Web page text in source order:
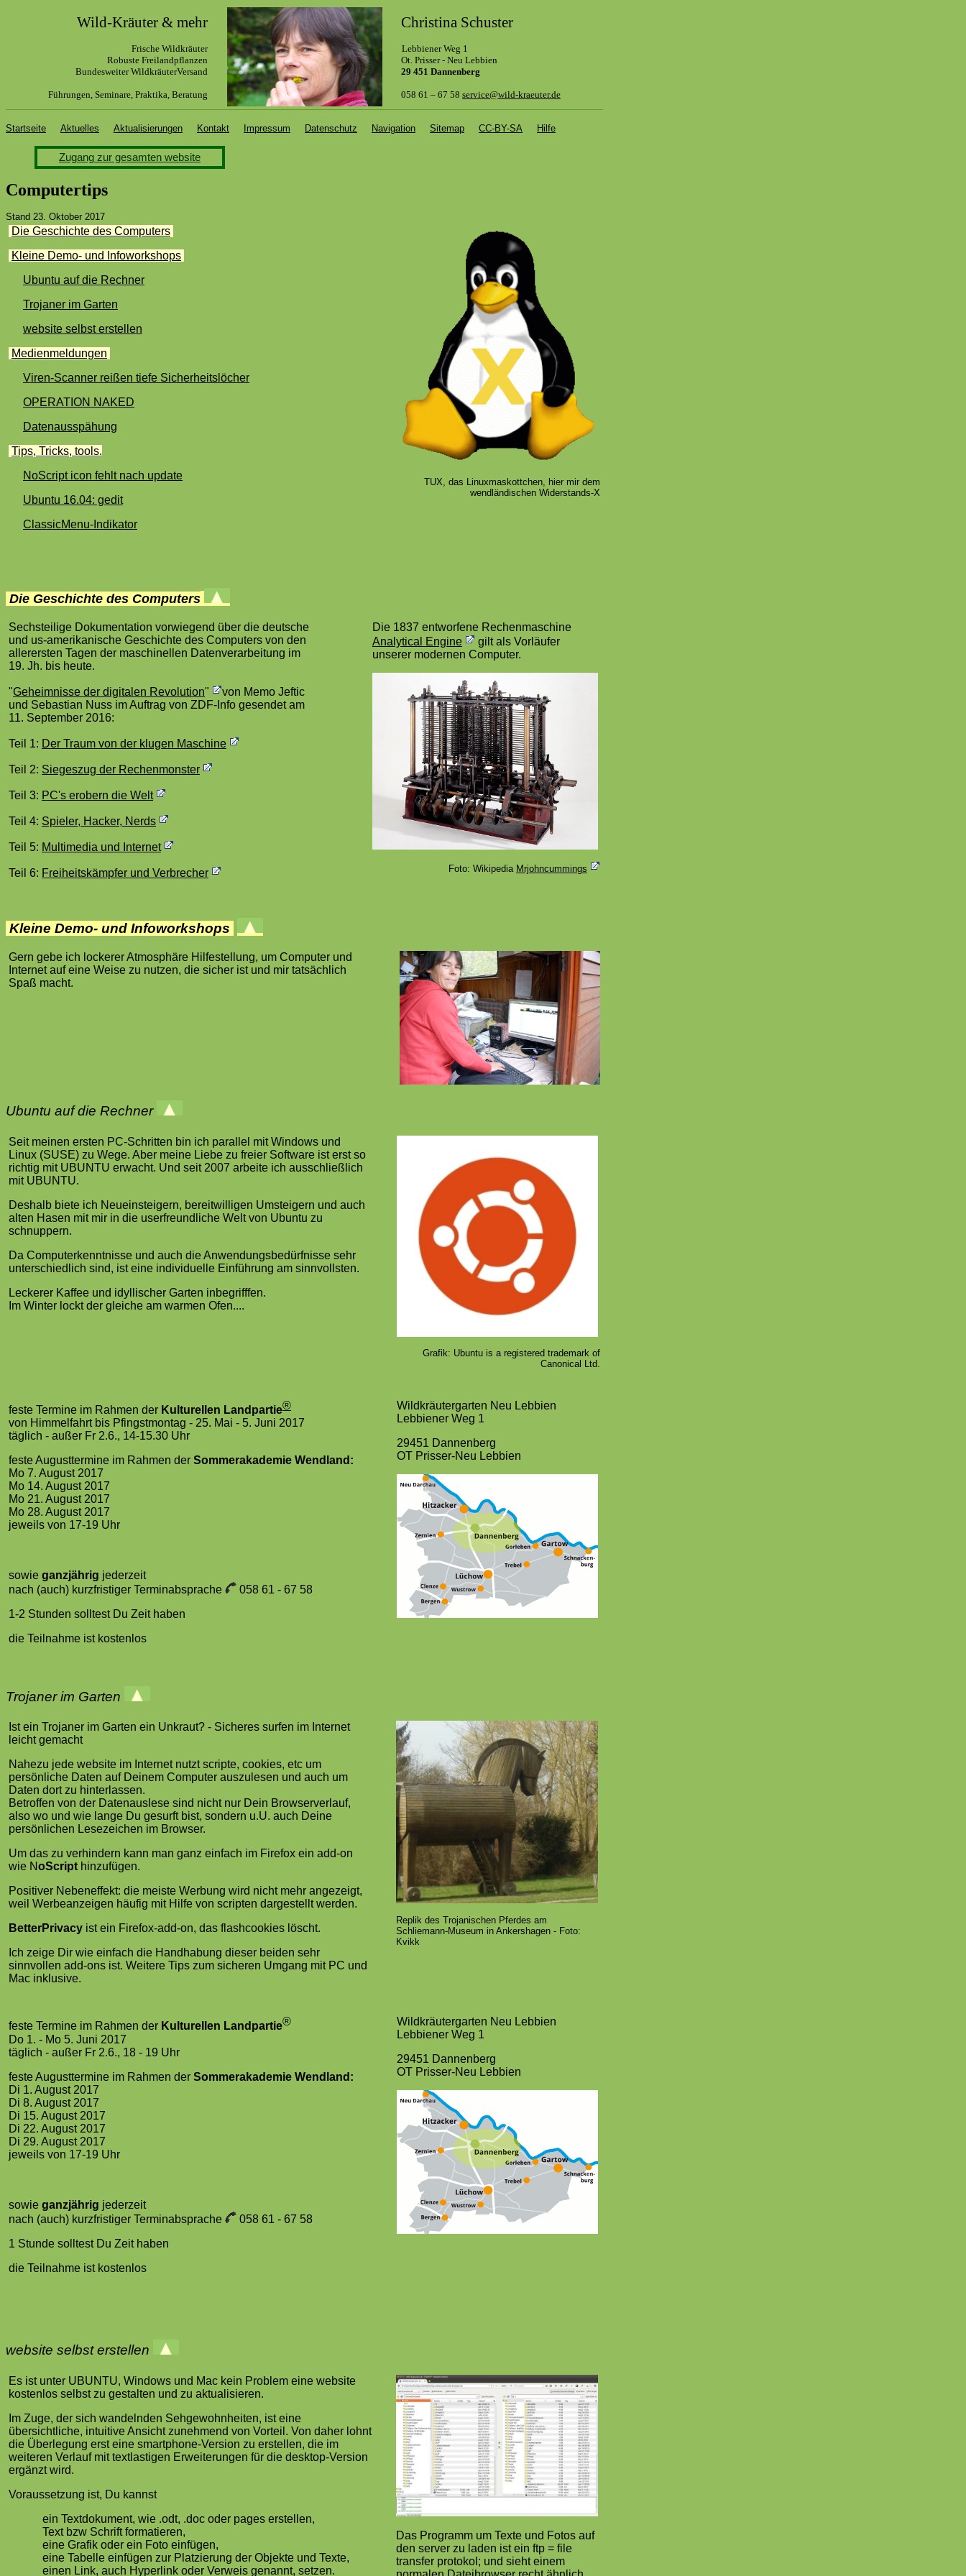
Wild-Kräuter & mehr
Frische Wildkräuter
Robuste Freilandpflanzen
Bundesweiter WildkräuterVersand
Führungen, Seminare, Praktika, Beratung
Christina Schuster
Lebbiener Weg 1
Ot. Prisser - Neu Lebbien
29 451 Dannenberg
058 61 – 67 58 service@wild-kraeuter.de
Startseite Aktuelles Aktualisierungen Kontakt Impressum Datenschutz Navigation Sitemap CC-BY-SA Hilfe
Zugang zur gesamten website
Computertips
Stand 23. Oktober 2017
Die Geschichte des Computers
Kleine Demo- und Infoworkshops
Ubuntu auf die Rechner
Trojaner im Garten
website selbst erstellen
Medienmeldungen
Viren-Scanner reißen tiefe Sicherheitslöcher
OPERATION NAKED
Datenausspähung
Tips, Tricks, tools.
NoScript icon fehlt nach update
Ubuntu 16.04: gedit
ClassicMenu-Indikator
TUX, das Linuxmaskottchen, hier mir dem
wendländischen Widerstands-X
Die Geschichte des Computers
Sechsteilige Dokumentation vorwiegend über die deutsche
und us-amerikanische Geschichte des Computers von den
allerersten Tagen der maschinellen Datenverarbeitung im
19. Jh. bis heute.
"Geheimnisse der digitalen Revolution"
von Memo Jeftic
und Sebastian Nuss im Auftrag von ZDF-Info gesendet am
11. September 2016:
Teil 1: Der Traum von der klugen Maschine
Teil 2: Siegeszug der Rechenmonster
Teil 3: PC's erobern die Welt
Teil 4: Spieler, Hacker, Nerds
Teil 5: Multimedia und Internet
Teil 6: Freiheitskämpfer und Verbrecher
Die 1837 entworfene Rechenmaschine
Analytical Engine
gilt als Vorläufer
unserer modernen Computer.
Foto: Wikipedia Mrjohncummings
.Kleine Demo- und Infoworkshops.
Gern gebe ich lockerer Atmosphäre Hilfestellung, um Computer und
Internet auf eine Weise zu nutzen, die sicher ist und mir tatsächlich
Spaß macht.
Ubuntu auf die Rechner
Seit meinen ersten PC-Schritten bin ich parallel mit Windows und
Linux (SUSE) zu Wege. Aber meine Liebe zu freier Software ist erst so
richtig mit UBUNTU erwacht. Und seit 2007 arbeite ich ausschließlich
mit UBUNTU.
Deshalb biete ich Neueinsteigern, bereitwilligen Umsteigern und auch
alten Hasen mit mir in die userfreundliche Welt von Ubuntu zu
schnuppern.
Da Computerkenntnisse und auch die Anwendungsbedürfnisse sehr
unterschiedlich sind, ist eine individuelle Einführung am sinnvollsten.
Leckerer Kaffee und idyllischer Garten inbegrifffen.
Im Winter lockt der gleiche am warmen Ofen....
Grafik: Ubuntu is a registered trademark of
Canonical Ltd.
feste Termine im Rahmen der Kulturellen Landpartie®
von Himmelfahrt bis Pfingstmontag - 25. Mai - 5. Juni 2017
täglich - außer Fr 2.6., 14-15.30 Uhr
feste Augusttermine im Rahmen der Sommerakademie Wendland:
Mo 7. August 2017
Mo 14. August 2017
Mo 21. August 2017
Mo 28. August 2017
jeweils von 17-19 Uhr
sowie ganzjährig jederzeit
nach (auch) kurzfristiger Terminabsprache
058 61 - 67 58
1-2 Stunden solltest Du Zeit haben
die Teilnahme ist kostenlos
Wildkräutergarten Neu Lebbien
Lebbiener Weg 1
29451 Dannenberg
OT Prisser-Neu Lebbien
Trojaner im Garten
Ist ein Trojaner im Garten ein Unkraut? - Sicheres surfen im Internet
leicht gemacht
Nahezu jede website im Internet nutzt scripte, cookies, etc um
persönliche Daten auf Deinem Computer auszulesen und auch um
Daten dort zu hinterlassen.
Betroffen von der Datenauslese sind nicht nur Dein Browserverlauf,
also wo und wie lange Du gesurft bist, sondern u.U. auch Deine
persönlichen Lesezeichen im Browser.
Um das zu verhindern kann man ganz einfach im Firefox ein add-on
wie NoScript hinzufügen.
Positiver Nebeneffekt: die meiste Werbung wird nicht mehr angezeigt,
weil Werbeanzeigen häufig mit Hilfe von scripten dargestellt werden.
BetterPrivacy ist ein Firefox-add-on, das flashcookies löscht.
Ich zeige Dir wie einfach die Handhabung dieser beiden sehr
sinnvollen add-ons ist. Weitere Tips zum sicheren Umgang mit PC und
Mac inklusive.
Replik des Trojanischen Pferdes am
Schliemann-Museum in Ankershagen - Foto:
Kvikk
feste Termine im Rahmen der Kulturellen Landpartie®
Do 1. - Mo 5. Juni 2017
täglich - außer Fr 2.6., 18 - 19 Uhr
feste Augusttermine im Rahmen der Sommerakademie Wendland:
Di 1. August 2017
Di 8. August 2017
Di 15. August 2017
Di 22. August 2017
Di 29. August 2017
jeweils von 17-19 Uhr
sowie ganzjährig jederzeit
nach (auch) kurzfristiger Terminabsprache
058 61 - 67 58
1 Stunde solltest Du Zeit haben
die Teilnahme ist kostenlos
Wildkräutergarten Neu Lebbien
Lebbiener Weg 1
29451 Dannenberg
OT Prisser-Neu Lebbien
website selbst erstellen
Es ist unter UBUNTU, Windows und Mac kein Problem eine website
kostenlos selbst zu gestalten und zu aktualisieren.
Im Zuge, der sich wandelnden Sehgewohnheiten, ist eine
übersichtliche, intuitive Ansicht zunehmend von Vorteil. Von daher lohnt
die Überlegung erst eine smartphone-Version zu erstellen, die im
weiteren Verlauf mit textlastigen Erweiterungen für die desktop-Version
ergänzt wird.
Voraussetzung ist, Du kannst
ein Textdokument, wie .odt, .doc oder pages erstellen,
Text bzw Schrift formatieren,
eine Grafik oder ein Foto einfügen,
eine Tabelle einfügen zur Platzierung der Objekte und Texte,
einen Link, auch Hyperlink oder Verweis genannt, setzen.
Das Programm um Texte und Fotos auf
den server zu laden ist ein ftp = file
transfer protokol; und sieht einem